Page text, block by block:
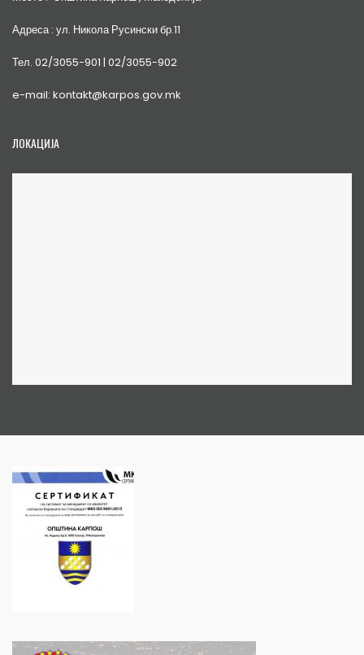
Адреса : ул. Никола Русински бр.11
Тел. 02/3055-901 | 02/3055-902
e-mail: kontakt@karpos.gov.mk
ЛОКАЦИЈА